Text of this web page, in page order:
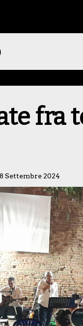
fra
Settembre 2024